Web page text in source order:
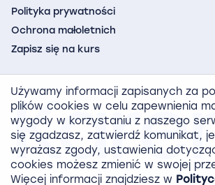
Polityka prywatności
Ochrona małoletnich
Zapisz się na kurs
Używamy informacji zapisanych za
plików cookies w celu zapewnienia
wygody w korzystaniu z naszego
się zgadzasz, zatwierdź komunikat,
wyrażasz zgody, ustawienia
cookies możesz zmienić w swojej
Więcej informacji znajdziesz w